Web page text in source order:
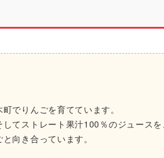
でりんごを育てています。
てストレート果汁100％のジュース
向き合っています。